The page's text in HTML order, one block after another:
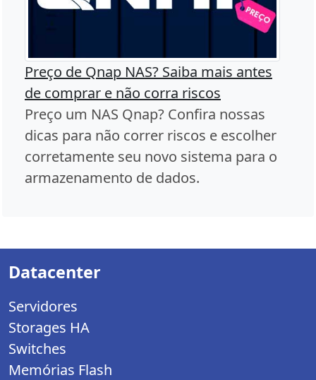
Preço de Qnap NAS? Saiba mais antes
de comprar e não corra riscos
Preço um NAS Qnap? Confira nossas
dicas para não correr riscos e escolher
corretamente seu novo sistema para o
armazenamento de dados.
Datacenter
Servidores
Storages HA
Switches
Memórias Flash